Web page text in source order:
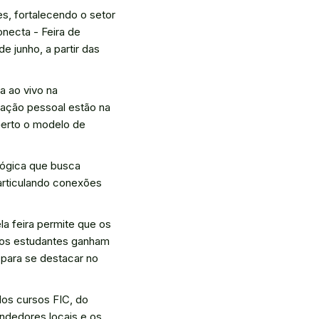
fortalecendo o setor
- Feira de
junho, a partir das
ao vivo na
pessoal estão na
o modelo de
que busca
conexões
feira permite que os
estudantes ganham
se destacar no
cursos FIC, do